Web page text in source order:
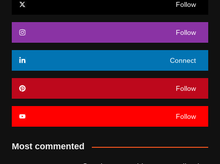
Follow
Follow
Connect
Follow
Follow
Most commented